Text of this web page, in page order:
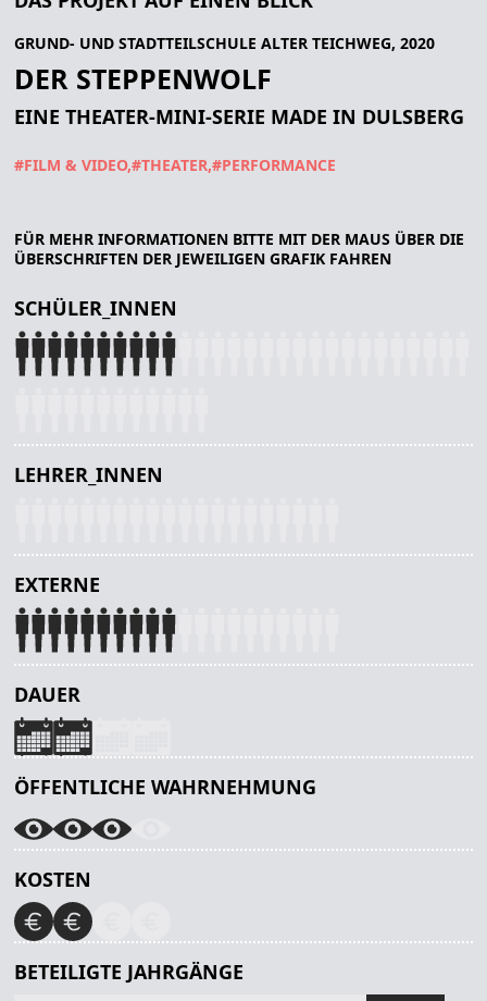
GRUND- UND STADTTEILSCHULE ALTER TEICHWEG, 2020
DER STEPPENWOLF
EINE THEATER-MINI-SERIE MADE IN DULSBERG
#FILM & VIDEO #THEATER #PERFORMANCE
FÜR MEHR INFORMATIONEN BITTE MIT DER MAUS ÜBER DIE
ÜBERSCHRIFTEN DER JEWEILIGEN GRAFIK FAHREN
SCHÜLER_INNEN
LEHRER_INNEN
EXTERNE
DAUER
ÖFFENTLICHE WAHRNEHMUNG
KOSTEN
BETEILIGTE JAHRGÄNGE